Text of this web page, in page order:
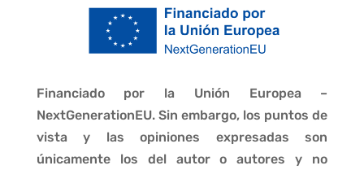
Financiado por la Unión Europea –
NextGenerationEU. Sin embargo, los puntos de
vista y las opiniones expresadas son
únicamente los del autor o autores y no